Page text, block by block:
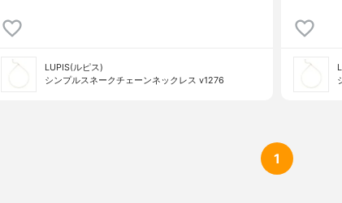
LUPIS(ルピス)
シンプルスネークチェーンネックレス v1276
1